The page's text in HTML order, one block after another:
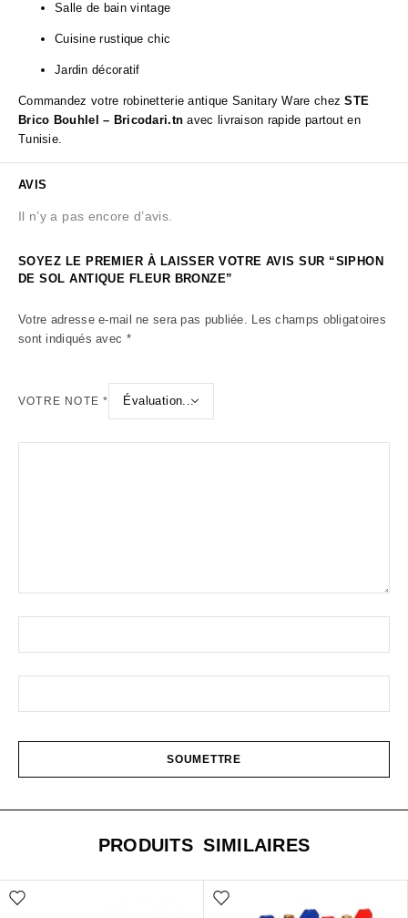
Salle de bain vintage
Cuisine rustique chic
Jardin décoratif
Commandez votre robinetterie antique Sanitary Ware chezSTE
Brico Bouhlel – Bricodari.tn avec livraison rapide partout en
Tunisie.
AVIS
Il n’y a pas encore d’avis.
SOYEZ LE PREMIER À LAISSER VOTRE AVIS SUR “SIPHON
DE SOL ANTIQUE FLEUR BRONZE”
Votre adresse e-mail ne sera pas publiée. Les champs obligatoires
sont indiqués avec *
VOTRE NOTE*
PRODUITS SIMILAIRES